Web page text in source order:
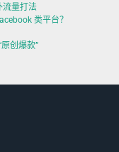
流量打法
类平台？
创爆款”